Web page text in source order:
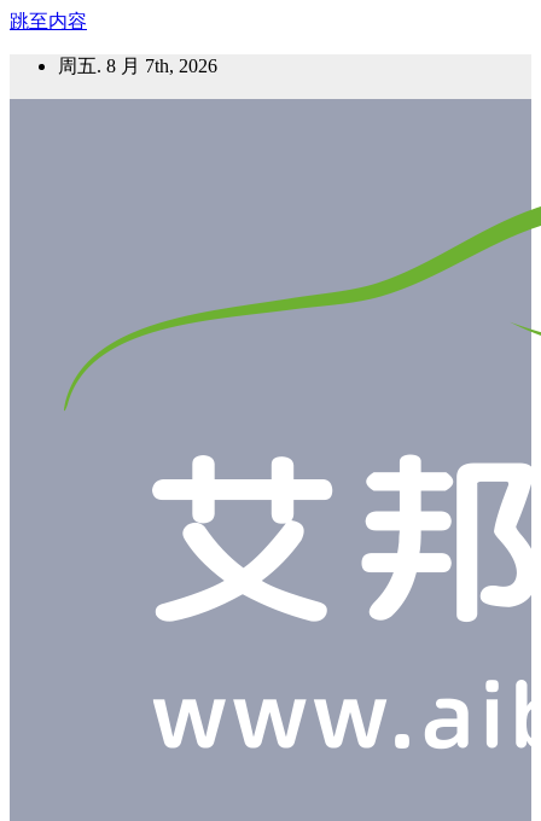
跳至内容
周五. 8 月 7th, 2026